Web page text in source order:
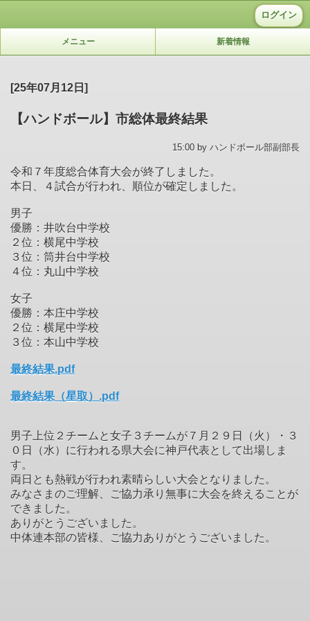
ログイン
メニュー 新着情報
[25年07月12日]
【ハンドボール】市総体最終結果
15:00 by ハンドボール部副部長
令和７年度総合体育大会が終了しました。
本日、４試合が行われ、順位が確定しました。
男子
優勝：井吹台中学校
２位：横尾中学校
３位：筒井台中学校
４位：丸山中学校
女子
優勝：本庄中学校
２位：横尾中学校
３位：本山中学校
最終結果.pdf
最終結果（星取）.pdf
男子上位２チームと女子３チームが７月２９日（火）・３
０日（水）に行われる県大会に神戸代表として出場しま
す。
両日とも熱戦が行われ素晴らしい大会となりました。
みなさまのご理解、ご協力承り無事に大会を終えることが
できました。
ありがとうございました。
中体連本部の皆様、ご協力ありがとうございました。